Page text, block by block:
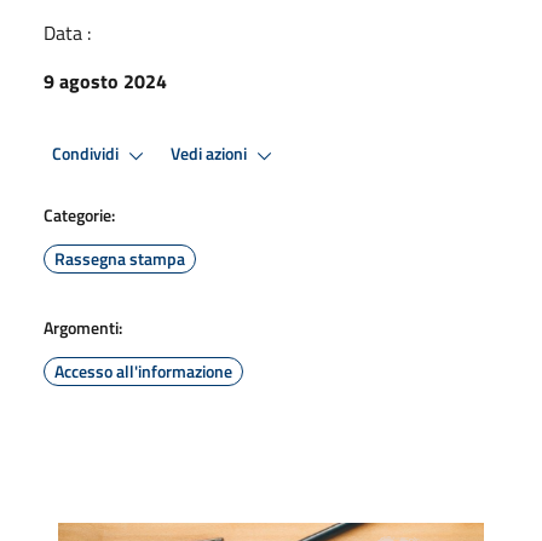
Data :
9 agosto 2024
Condividi Vedi azioni
Categorie:
Rassegna stampa
Argomenti:
Accesso all'informazione